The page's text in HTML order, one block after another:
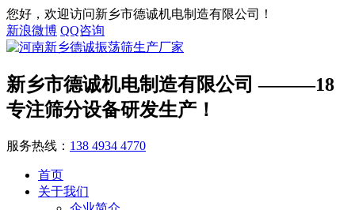
您好，欢迎访问新乡市德诚机电制造有限公司！
新浪微博 QQ咨询
新乡市德诚机电制造有限公司 ———18
专注筛分设备研发生产！
服务热线： 138 4934 4770
首页
关于我们